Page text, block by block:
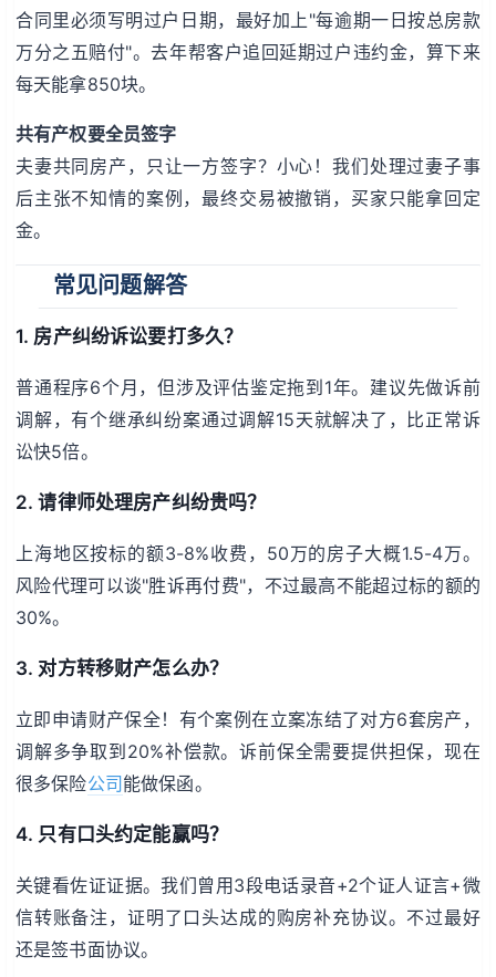
合同里必须写明过户日期，最好加上"每逾期一日按总房款
万分之五赔付"。去年帮客户追回延期过户违约金，算下来
每天能拿850块。
共有产权要全员签字
夫妻共同房产，只让一方签字？小心！我们处理过妻子事
后主张不知情的案例，最终交易被撤销，买家只能拿回定
金。
常见问题解答
1. 房产纠纷诉讼要打多久？
普通程序6个月，但涉及评估鉴定拖到1年。建议先做诉前
调解，有个继承纠纷案通过调解15天就解决了，比正常诉
讼快5倍。
2. 请律师处理房产纠纷贵吗？
上海地区按标的额3-8%收费，50万的房子大概1.5-4万。
风险代理可以谈"胜诉再付费"，不过最高不能超过标的额的
30%。
3. 对方转移财产怎么办？
立即申请财产保全！有个案例在立案冻结了对方6套房产，
调解多争取到20%补偿款。诉前保全需要提供担保，现在
很多保险公司能做保函。
4. 只有口头约定能赢吗？
关键看佐证证据。我们曾用3段电话录音+2个证人证言+微
信转账备注，证明了口头达成的购房补充协议。不过最好
还是签书面协议。